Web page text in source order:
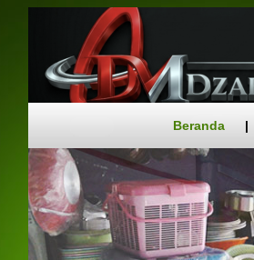
Beranda |